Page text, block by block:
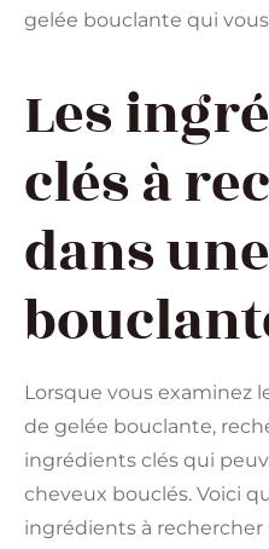
gelée bouclante qui
Les
clés à
dans
Lorsque vous examinez
de gelée bouclante,
ingrédients clés qui
cheveux bouclés. Voici
ingrédients à rechercher